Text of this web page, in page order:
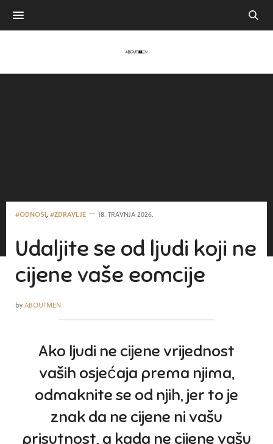
#ODNOSI,#ZDRAVLJE 18. TRAVNJA 2026.
Udaljite se od ljudi koji ne
cijene vaše eomcije
byABOUTMEN
Ako ljudi ne cijene vrijednost
vaših osjećaja prema njima,
odmaknite se od njih, jer to je
znak da ne cijene ni vašu
prisutnost, a kada ne cijene vašu